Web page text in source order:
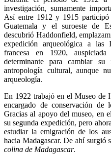
investigación, sumamente
Así entre 1912 y 1915 participó
Guatemala y el suroeste de
descubrió Haddonfield,
expedición arqueológica a las
francesa en 1920,
determinante para cambiar
antropología cultural, aunque
arqueología.
En 1922 trabajó en el Museo de
encargado de conservación de
Gracias al apoyo del museo, en
su segunda expedición, pero
estudiar la emigración de los
hacia Madagascar. De ahí surgió
colina de Madagascar.